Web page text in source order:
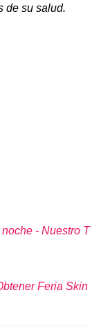
de su salud.
- Nuestro T
Feria Skin